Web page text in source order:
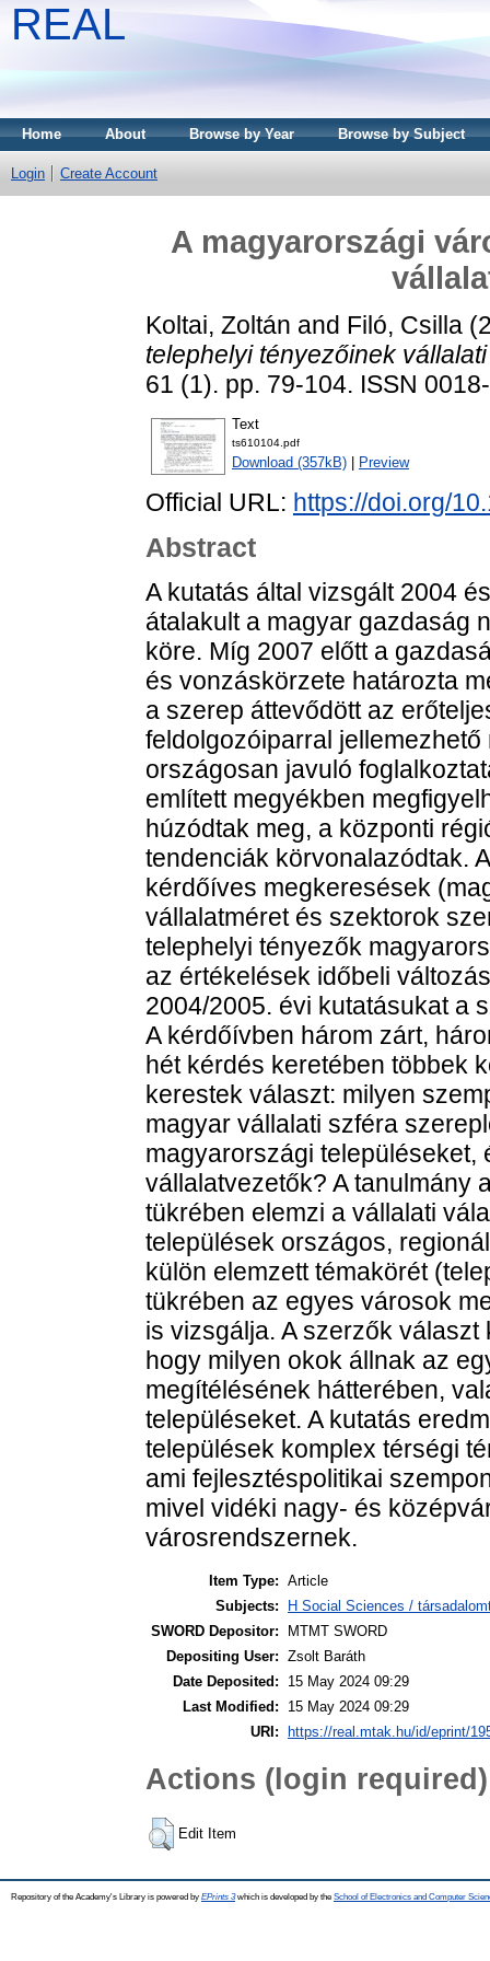
REAL
Home About Browse by Year Browse by Subject
Login Create Account
A magyarországi
Koltai, Zoltán and Filó, Csilla
telephelyi tényezőinek
61 (1). pp. 79-104. ISSN
Text
ts610104.pdf
Download (357kB) Preview
Official URL: https://doi.org/
Abstract
A kutatás által vizsgált 2004
átalakult a magyar gazdaság
köre. Míg 2007 előtt a
és vonzáskörzete határozta
a szerep áttevődött az
feldolgozóiparral
országosan javuló
említett megyékben
húzódtak meg, a központi
tendenciák körvonalazódtak.
kérdőíves megkeresések
vállalatméret és szektorok
telephelyi tényezők
az értékelések időbeli
2004/2005. évi kutatásukat a
A kérdőívben három zárt,
hét kérdés keretében többek
kerestek választ: milyen
magyar vállalati szféra
magyarországi településeket,
vállalatvezetők? A tanulmány
tükrében elemzi a vállalati
települések országos,
külön elemzett témakörét
tükrében az egyes városok
is vizsgálja. A szerzők
hogy milyen okok állnak az
megítélésének hátterében,
településeket. A kutatás
települések komplex térségi
ami fejlesztéspolitikai
mivel vidéki nagy- és
városrendszernek.
Item Type: Article
Subjects:
H Social Sciences /
SWORD Depositor:
MTMT SWORD
Depositing User: Zsolt Baráth
Date Deposited:
15 May 2024 09:29
Last Modified:
15 May 2024 09:29
URI:
https://real.mtak.hu/id/eprint/
Actions (login required)
Edit Item
Repository of the Academy's Library is powered by EPrints 3which is developed by the School of Electronics and Computer